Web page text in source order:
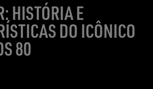
HISTÓRIA E
DO ICÔNICO
80